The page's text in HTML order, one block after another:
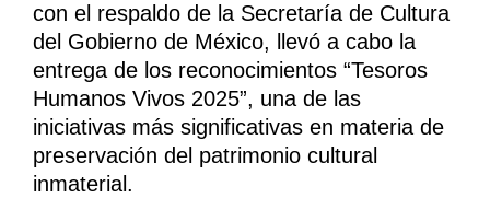
con el respaldo de la Secretaría de Cultura
del Gobierno de México, llevó a cabo la
entrega de los reconocimientos “Tesoros
Humanos Vivos 2025”, una de las
iniciativas más significativas en materia de
preservación del patrimonio cultural
inmaterial.